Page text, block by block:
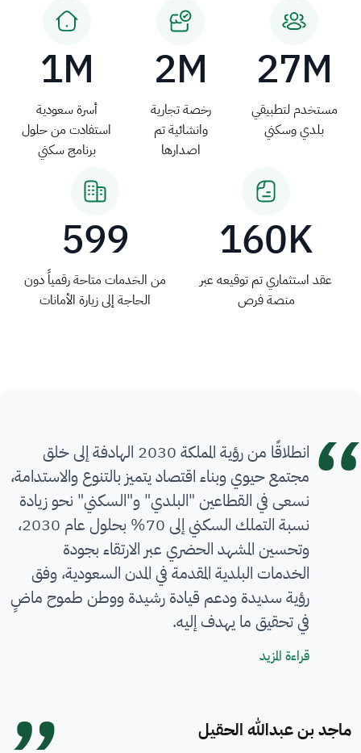
27M
مستخدم لتطبيقي
بلدي وسكني
2M
رخصة تجارية
وانشائية تم
اصدارها
1M
أسرة سعودية
استفادت من حلول
برنامج سكني
160K
عقد استثماري تم توقيعه عبر
منصة فرص
599
من الخدمات متاحة رقمياً دون
الحاجة إلى زيارة الأمانات
انطلاقًا من رؤية المملكة 2030 الهادفة إلى خلق
مجتمع حيوي وبناء اقتصاد يتميز بالتنوع والاستدامة،
نسعى في القطاعين "البلدي" و"السكني" نحو زيادة
نسبة التملك السكني إلى 70% بحلول عام 2030،
وتحسين المشهد الحضري عبر الارتقاء بجودة
الخدمات البلدية المقدمة في المدن السعودية، وفق
رؤية سديدة ودعم قيادة رشيدة ووطن طموح ماضٍ
في تحقيق ما يهدف إليه.
قراءة المزيدكلمة معالي الوزير
ماجد بن عبدالله الحقيل